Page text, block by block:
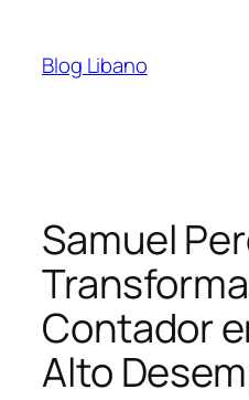
Blog Libano
Samuel
Contador
Alto